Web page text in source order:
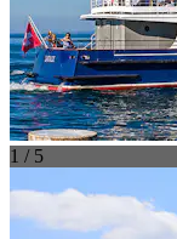
1 / 5